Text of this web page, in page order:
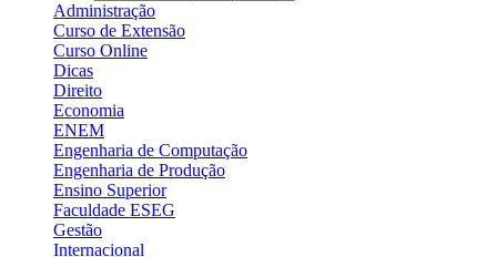
Administração
Curso de Extensão
Curso Online
Dicas
Direito
Economia
ENEM
Engenharia de Computação
Engenharia de Produção
Ensino Superior
Faculdade ESEG
Gestão
Internacional